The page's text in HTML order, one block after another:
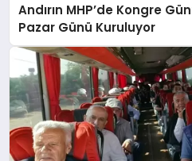
Andırın MHP’de Kongre
Pazar Günü Kuruluyor